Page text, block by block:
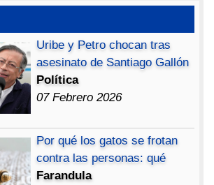
Uribe y Petro chocan tras
asesinato de Santiago Gallón
Política
07 Febrero 2026
Por qué los gatos se frotan
contra las personas: qué
Farandula